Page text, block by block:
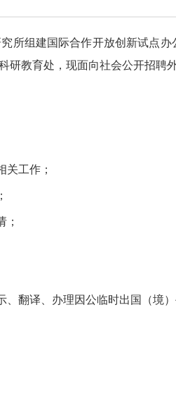
所组建国际合作开放创新试点办
研教育处，现面向社会公开招聘
工作；
；
翻译、办理因公临时出国（境）